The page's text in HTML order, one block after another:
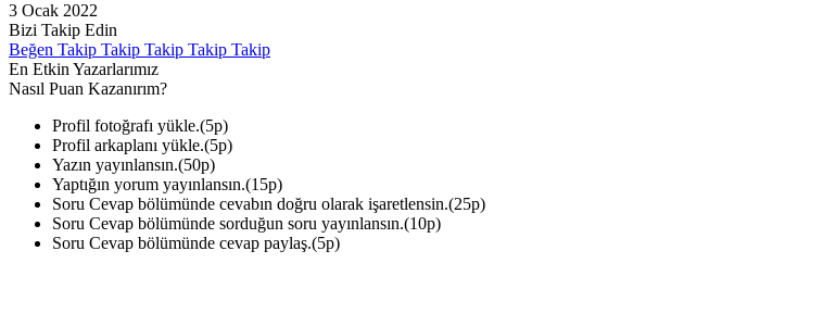
3 Ocak 2022
Bizi Takip Edin
Beğen Takip Takip Takip Takip Takip
En Etkin Yazarlarımız
Nasıl Puan Kazanırım?
Profil fotoğrafı yükle.(5p)
Profil arkaplanı yükle.(5p)
Yazın yayınlansın.(50p)
Yaptığın yorum yayınlansın.(15p)
Soru Cevap bölümünde cevabın doğru olarak işaretlensin.(25p)
Soru Cevap bölümünde sorduğun soru yayınlansın.(10p)
Soru Cevap bölümünde cevap paylaş.(5p)